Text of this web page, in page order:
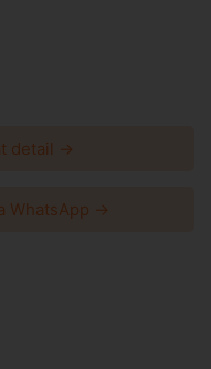
detail →
WhatsApp →